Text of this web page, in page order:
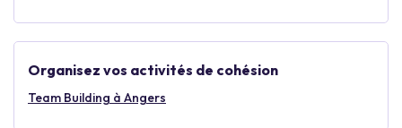
Organisez vos activités de cohésion
Team Building à Angers